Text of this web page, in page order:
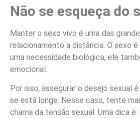
Não se esqueça do
Manter o sexo vivo é uma das
relacionamento a distância. O sexo é
uma necessidade biológica, ele
emocional.
Por isso, assegurar o desejo sexual
se está longe. Nesse caso, tente
chama da tensão sexual. Uma dica